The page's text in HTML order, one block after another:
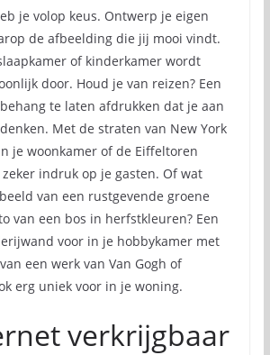
je volop keus. Ontwerp je eigen
de afbeelding die jij mooi vindt.
of kinderkamer wordt
door. Houd je van reizen? Een
te laten afdrukken dat je aan
Met de straten van New York
je woonkamer of de Eiffeltoren
indruk op je gasten. Of wat
van een rustgevende groene
van een bos in herfstkleuren? Een
voor in je hobbykamer met
een werk van Van Gogh of
erg uniek voor in je woning.
verkrijgbaar